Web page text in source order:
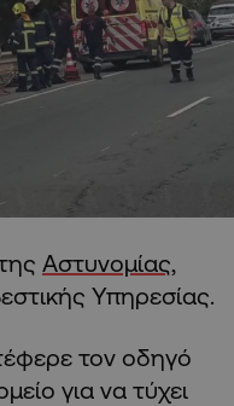
Αστυνομίας,
Υπηρεσίας.
τον οδηγό
για να τύχει